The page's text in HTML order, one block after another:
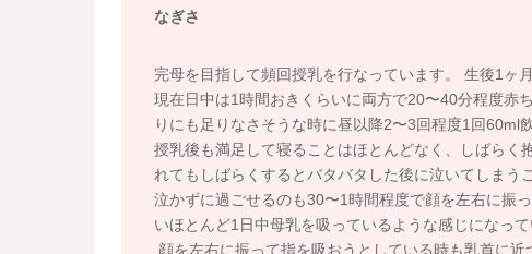
なぎさ
完母を目指して頻回授乳を行なっています。 生後1ヶ月
現在日中は1時間おきくらいに両方で20〜40分程度赤
りにも足りなさそうな時に昼以降2〜3回程度1回60ml
授乳後も満足して寝ることはほとんどなく、しばらく
れてもしばらくするとバタバタした後に泣いてしまう
泣かずに過ごせるのも30〜1時間程度で顔を左右に振
いほとんど1日中母乳を吸っているような感じになって
顔を左右に振って指を吸おうとしている時も乳首に